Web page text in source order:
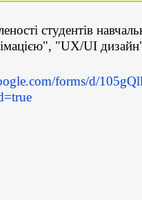
студентів
"UX/UI
forms/d/